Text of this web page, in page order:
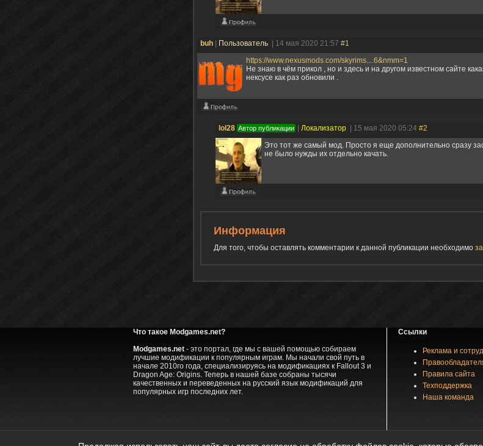
buh Пользователь | 14 мая 2020 21:57 #1
https://www.nexusmods.com/skyrims....6&nmm=1
Не знаю в чём прикол , но и здесь и на другом известном сайте
нексусе как раз обновили .
lol28 Автор публикации Локализатор | 15 мая 2020 05:24 #2
Это тот же самый мод. Просто я еще дополнительно сразу
не было нужды их отдельно качать.
Информация
Для того, чтобы оставлять комментарии к данной публикации необходимо
Что такое Modgames.net?
Modgames.net- это портал, где мы с вашей помощью собираем
лучшие модификации к популярным играм. Мы начали свой путь в
начале 2010го года, специализируясь на модификациях к Fallout 3 и
Dragon Age: Origins. Теперь в нашей базе собраны тысячи
качественных и переведенных на русский язык модификаций для
популярных игр последних лет.
Ссылки
Реклама и
Правила сайта
Техподдержка
Наша команда
Полное или частичное копирование материалов возможно только с разрешения